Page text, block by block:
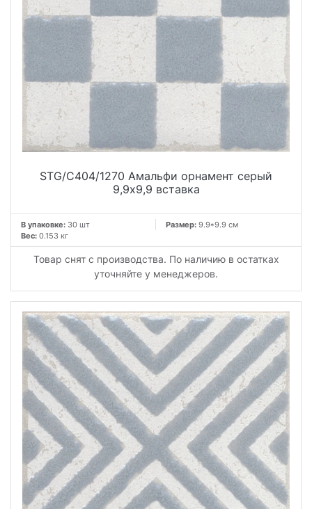
STG/C404/1270 Амальфи орнамент серый
9,9x9,9 вставка
В упаковке: 30 шт Размер: 9.9*9.9 см
Вес: 0.153 кг
Товар снят с производства. По наличию в остатках
уточняйте у менеджеров.